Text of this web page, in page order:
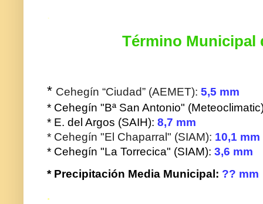
.
Término Municipal
* Cehegín “Ciudad” (AEMET): 5,5 mm
* Cehegín "Bª San Antonio"
* E. del Argos (SAIH): 8,7 mm
* Cehegín "El Chaparral" (SIAM): 10,1 mm
* Cehegín "La Torrecica" (SIAM): 3,6 mm
* Precipitación Media Municipal: ?? mm
.